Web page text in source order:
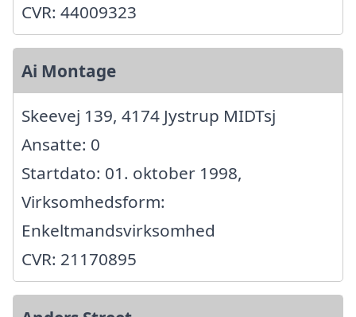
CVR: 44009323
Ai Montage
Skeevej 139, 4174 Jystrup MIDTsj
Ansatte: 0
Startdato: 01. oktober 1998,
Virksomhedsform:
Enkeltmandsvirksomhed
CVR: 21170895